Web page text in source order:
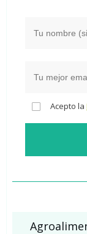
Acepto la